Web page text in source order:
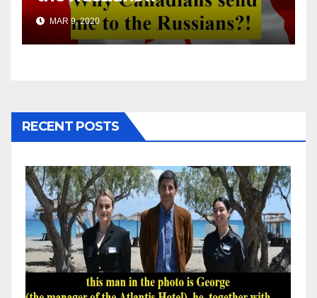
MAR 9, 2020
RECENT POSTS